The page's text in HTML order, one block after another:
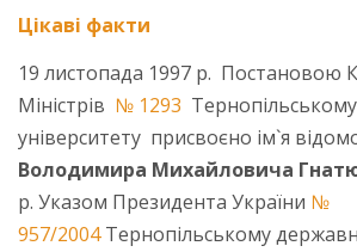
Цікаві факти
19 листопада 1997 р. Постановою
Міністрів № 1293
університету присвоєно ім`я
Володимира Михайловича
р. Указом Президента України №
957/2004Тернопільському